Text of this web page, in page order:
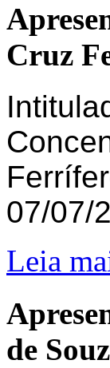
Cruz
07/07/
Leia
de